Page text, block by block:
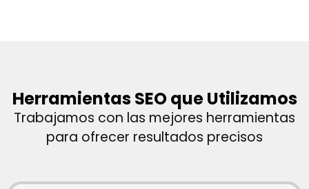
Herramientas SEO que Utilizamos
Trabajamos con las mejores herramientas
para ofrecer resultados precisos